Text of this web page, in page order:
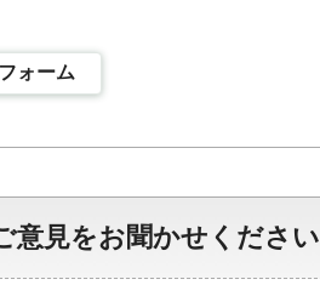
ォーム
意見をお聞かせください